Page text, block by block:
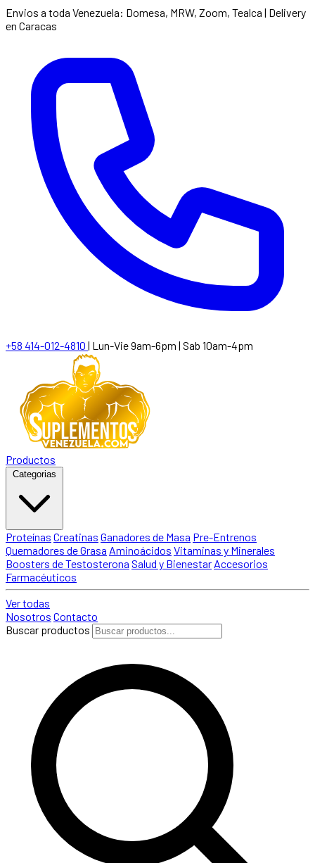
Envios a toda Venezuela: Domesa, MRW, Zoom, Tealca | Delivery
en Caracas
+58 414-012-4810 | Lun-Vie 9am-6pm | Sab 10am-4pm
Productos
Categorias
Proteínas Creatinas Ganadores de Masa Pre-Entrenos
Quemadores de Grasa Aminoácidos Vitaminas y Minerales
Boosters de Testosterona Salud y Bienestar Accesorios
Farmacéuticos
Ver todas
Nosotros Contacto
Buscar productos